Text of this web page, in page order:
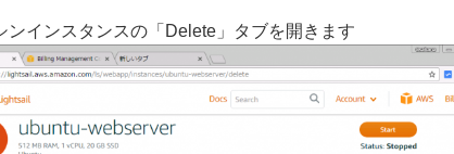
ンインスタンスの「Delete」タブを開きます